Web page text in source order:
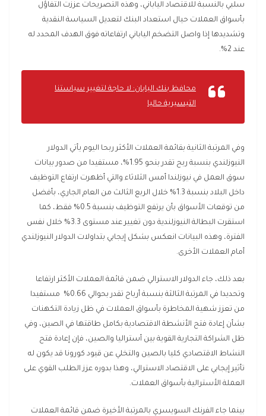
سلبي بالنسبة للاقتصاد الياباني، وهذه التصريحات عززت التفاؤل
بأسواق العملات حيال استعداد البنك لتعديل السياسة النقدية
وتشديدها إذا واصل التضخم الياباني ارتفاعاته فوق الهدف المحدد له
عند 2%.
محافظ بنك اليابان: لا حاجة لتغيير سياستنا
التيسيرية حاليا
وفي المرتبة الثانية بقائمة العملات الأكثر ربحا اليوم يأتي الدولار
النيوزلندي بنسبة ربح تقدر بنحو 1.95%، مستفيدا من صدور بيانات
سوق العمل في نيوزلندا أمس الثلاثاء والتي أظهرت ارتفاع التوظيف
داخل البلاد بنسبة 1.3% خلال الربع الثالث من العام الجاري، بأفضل
من توقعات الأسواق بأن يرتفع التوظيف بنسبة 0.5% فقط، كما
استقرت البطالة النيوزلندية دون تغيير عند مستوى 3.3% خلال نفس
الفترة، وهذه البيانات انعكس بشكل إيجابي بتداولات الدولار النيوزلندي
أمام العملات الأخرى.
بعد ذلك، جاء الدولار الاسترالي ضمن قائمة العملات الأكثر ارتفاعا
وتحديدا في المرتبة الثالثة بنسبة أرباح تقدر بحوالي 0.66% مستفيدا
من تعزز شهية المخاطرة بأسواق العملات في ظل زيادة التكهنات
بشأن إعادة فتح الأنشطة الاقتصادية بكامل طاقتها في الصين، وفي
ظل الشراكة التجارية القوية بين أستراليا والصين، فإن إعادة فتح
النشاط الاقتصادي كليا بالصين والتخلي عن قيود كورونا قد يكون له
تأثير إيجابي على الاقتصاد الاسترالي، وهذا بدوره عزز الطلب القوي على
العملة الأسترالية بأسواق العملات.
بينما جاء الفرنك السويسري بالمرتبة الأخيرة ضمن قائمة العملات